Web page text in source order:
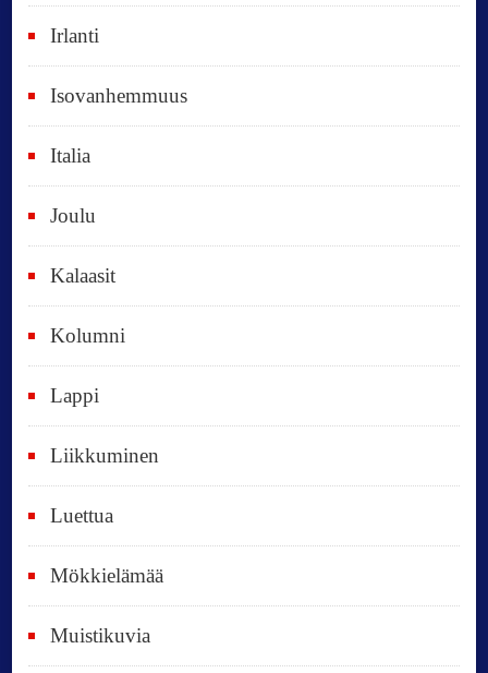
o
e
t
,
i
k
i
p
ä
ä
t
Irlanti
Isovanhemmuus
Italia
Joulu
Kalaasit
Kolumni
Lappi
Liikkuminen
Luettua
Mökkielämää
Muistikuvia